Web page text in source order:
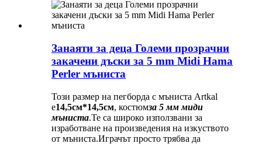
Занаяти за деца Големи прозрачни
закачени дъски за 5 mm Midi Hama
Perler мъниста
Този размер на пегборда с мъниста Artkal
е14,5см*14,5см, костюмза 5 мм миди
мъниста.Те са широко използвани за
изработване на произведения на изкуството
от мъниста.Играчът просто трябва да